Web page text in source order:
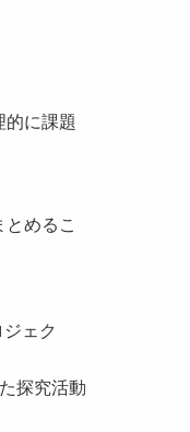
に課題
めるこ
ェク
探究活動